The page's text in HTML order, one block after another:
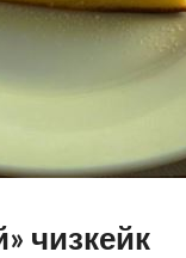
чизкейк